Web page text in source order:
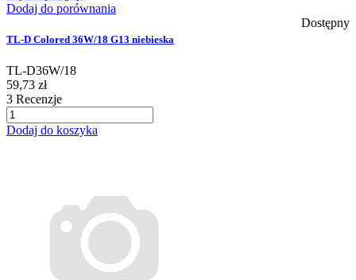
Dodaj do porównania
Dostępny
TL-D Colored 36W/18 G13 niebieska
TL-D36W/18
59,73 zł
3 Recenzje
Dodaj do koszyka